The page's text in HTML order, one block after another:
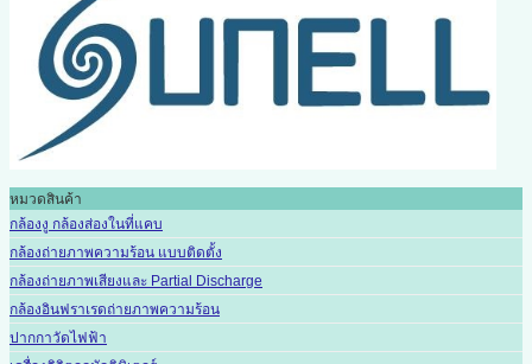
หมวดสินค้า
กล้องงู กล้องส่องในที่แคบ
กล้องถ่ายภาพความร้อน แบบติดตั้ง
กล้องถ่ายภาพเสียงและ Partial Discharge
กล้องอินฟราเรดถ่ายภาพความร้อน
ปากกาวัดไฟฟ้า